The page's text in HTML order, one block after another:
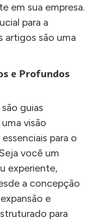
em sua empresa.
para a
artigos são uma
e Profundos
guias
visão
para o
você um
experiente,
a concepção
e
para